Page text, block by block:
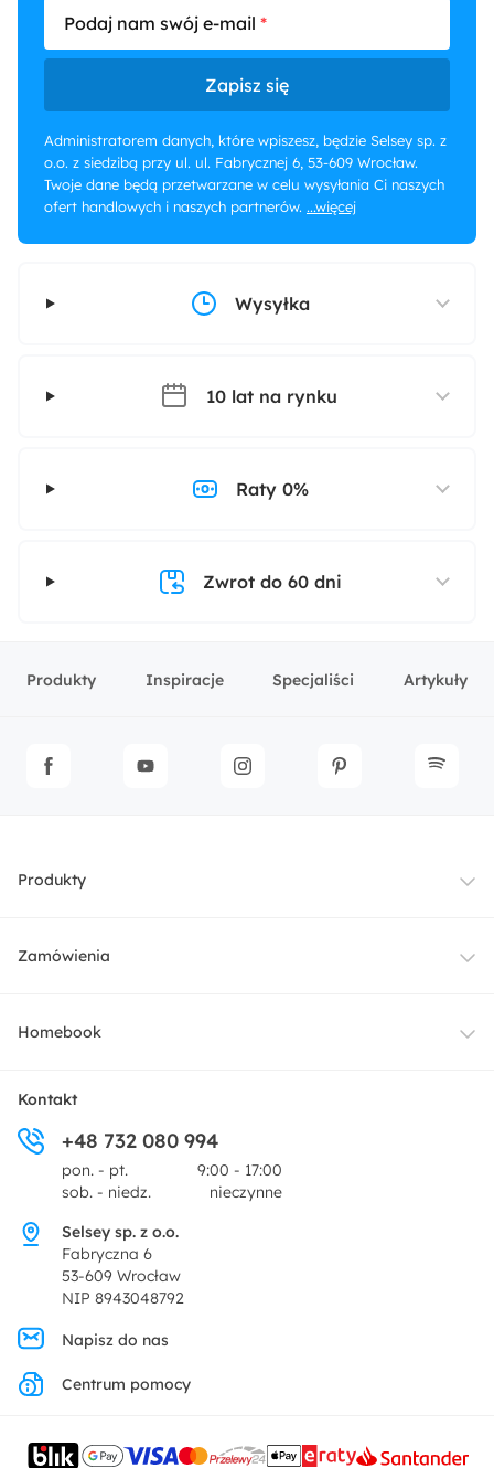
Podaj nam swój e-mail
Zapisz się
Administratorem danych, które wpiszesz, będzie Selsey sp. z
o.o. z siedzibą przy ul. ul. Fabrycznej 6, 53-609 Wrocław.
Twoje dane będą przetwarzane w celu wysyłania Ci naszych
ofert handlowych i naszych partnerów. ...więcej
Wysyłka
10 lat na rynku
Raty 0%
Zwrot do 60 dni
Produkty Inspiracje Specjaliści Artykuły
Produkty
Meble
Dekoracje i akcesoria
Promocje
Zamówienia
Dostawa
Zwroty
Pytania i odpowiedzi
Homebook
O nas
Centrum prasowe
Regulamin
Polityka prywatności
Ustawienia prywatności
Kontakt
Kontakt
+48 732 080 994
pon. - pt.
9:00 - 17:00
sob. - niedz.
nieczynne
Selsey sp. z o.o.
Fabryczna 6
53-609 Wrocław
NIP 8943048792
Napisz do nas
Centrum pomocy